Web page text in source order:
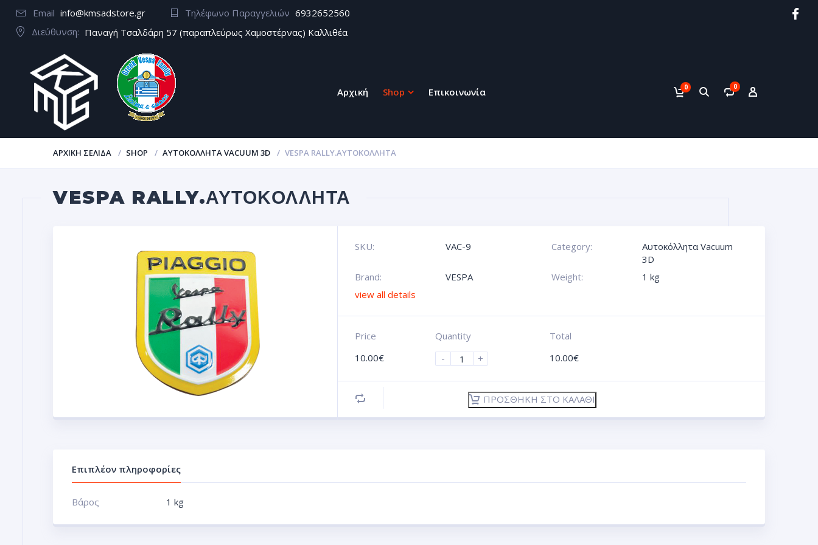
Email info@kmsadstore.gr Τηλέφωνο Παραγγελιών 6932652560
Διεύθυνση: Παναγή Τσαλδάρη 57 (παραπλεύρως Χαμοστέρνας) Καλλιθέα
Αρχική Shop Επικοινωνία 0 0
ΑΡΧΙΚΉ ΣΕΛΊΔΑ SHOP ΑΥΤΟΚΌΛΛΗΤΑ VACUUM 3D VESPA RALLY.ΑΥΤΟΚΌΛΛΗΤΑ
VESPA RALLY.ΑΥΤΟΚΌΛΛΗΤΑ
SKU: VAC-9 Category:
Αυτοκόλλητα Vacuum
3D
Brand:
VESPA Weight:
1 kg
view all details
Price
10.00€
Quantity
-
+
Total
10.00€
ΠΡΟΣΘΉΚΗ ΣΤΟ ΚΑΛΆΘΙ
Επιπλέον πληροφορίες
Βάρος 1 kg